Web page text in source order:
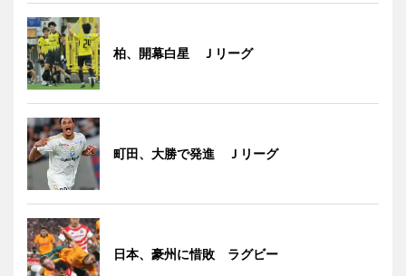
柏、開幕白星 Ｊリーグ
町田、大勝で発進 Ｊリーグ
日本、豪州に惜敗 ラグビー